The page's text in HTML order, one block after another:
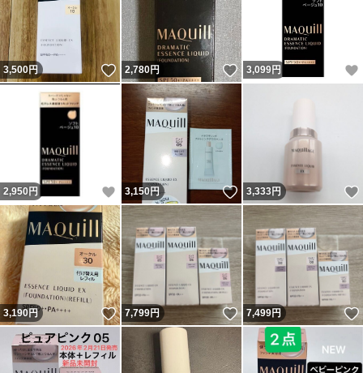
3,500円 いいね！
2,780円 いいね！
3,099円
2,950 円 いいね！
3,150円 いいね！
3,333円
3,190円 いいね！
7,799円 いいね！
7,499円